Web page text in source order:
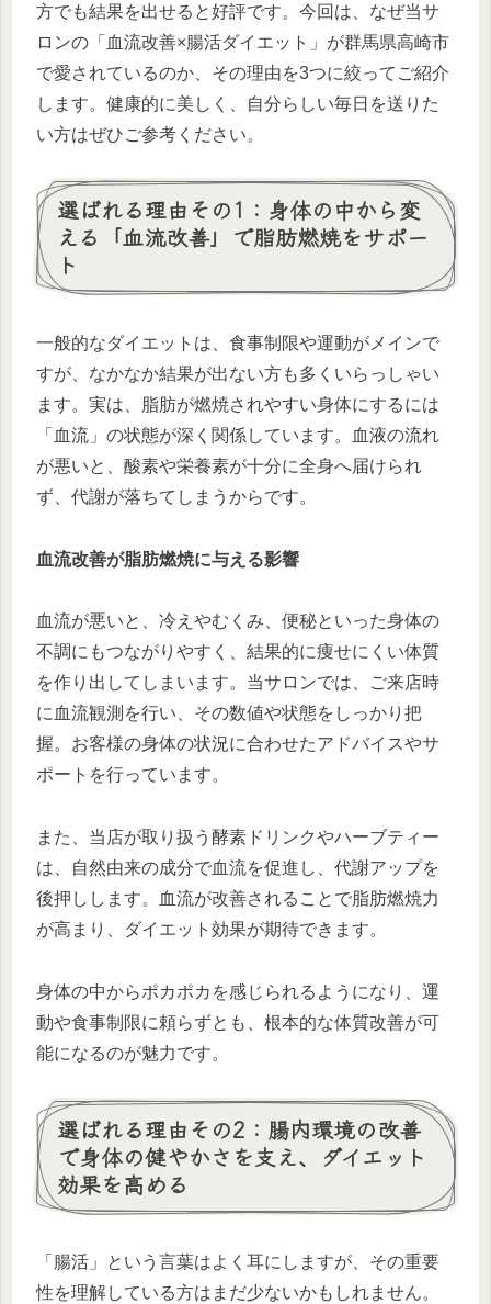
方でも結果を出せると好評です。今回は、なぜ当サ
ロンの「血流改善×腸活ダイエット」が群馬県高崎市
で愛されているのか、その理由を3つに絞ってご紹介
します。健康的に美しく、自分らしい毎日を送りた
い方はぜひご参考ください。
選ばれる理由その1：身体の中から変
える「血流改善」で脂肪燃焼をサポー
ト
一般的なダイエットは、食事制限や運動がメインで
すが、なかなか結果が出ない方も多くいらっしゃい
ます。実は、脂肪が燃焼されやすい身体にするには
「血流」の状態が深く関係しています。血液の流れ
が悪いと、酸素や栄養素が十分に全身へ届けられ
ず、代謝が落ちてしまうからです。
血流改善が脂肪燃焼に与える影響
血流が悪いと、冷えやむくみ、便秘といった身体の
不調にもつながりやすく、結果的に痩せにくい体質
を作り出してしまいます。当サロンでは、ご来店時
に血流観測を行い、その数値や状態をしっかり把
握。お客様の身体の状況に合わせたアドバイスやサ
ポートを行っています。
また、当店が取り扱う酵素ドリンクやハーブティー
は、自然由来の成分で血流を促進し、代謝アップを
後押しします。血流が改善されることで脂肪燃焼力
が高まり、ダイエット効果が期待できます。
身体の中からポカポカを感じられるようになり、運
動や食事制限に頼らずとも、根本的な体質改善が可
能になるのが魅力です。
選ばれる理由その2：腸内環境の改善
で身体の健やかさを支え、ダイエット
効果を高める
「腸活」という言葉はよく耳にしますが、その重要
性を理解している方はまだ少ないかもしれません。